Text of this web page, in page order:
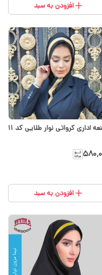
افزودن به سبد
اداری کرواتی نوار طلایی کد ۱۱
افزودن به سبد